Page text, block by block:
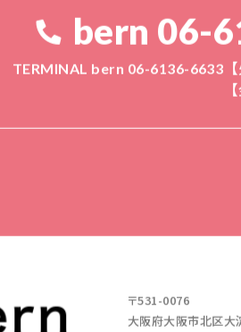
bern 06-
TERMINAL bern 06-6136-6633
〒531-0076
大阪府大阪市北区